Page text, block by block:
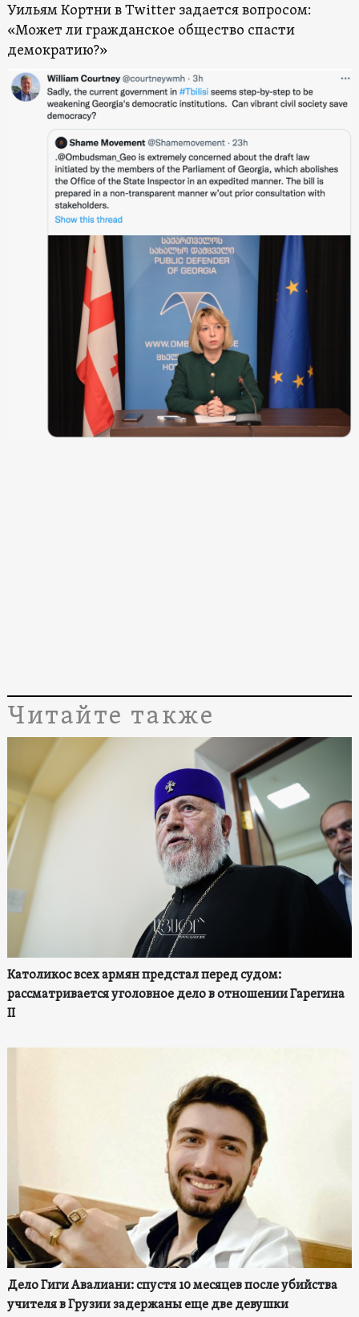
Уильям Кортни в Twitter задается вопросом:
«Может ли гражданское общество спасти
демократию?»
Читайте также
Католикос всех армян предстал перед судом:
рассматривается уголовное дело в отношении Гарегина
II
Дело Гиги Авалиани: спустя 10 месяцев после убийства
учителя в Грузии задержаны еще две девушки